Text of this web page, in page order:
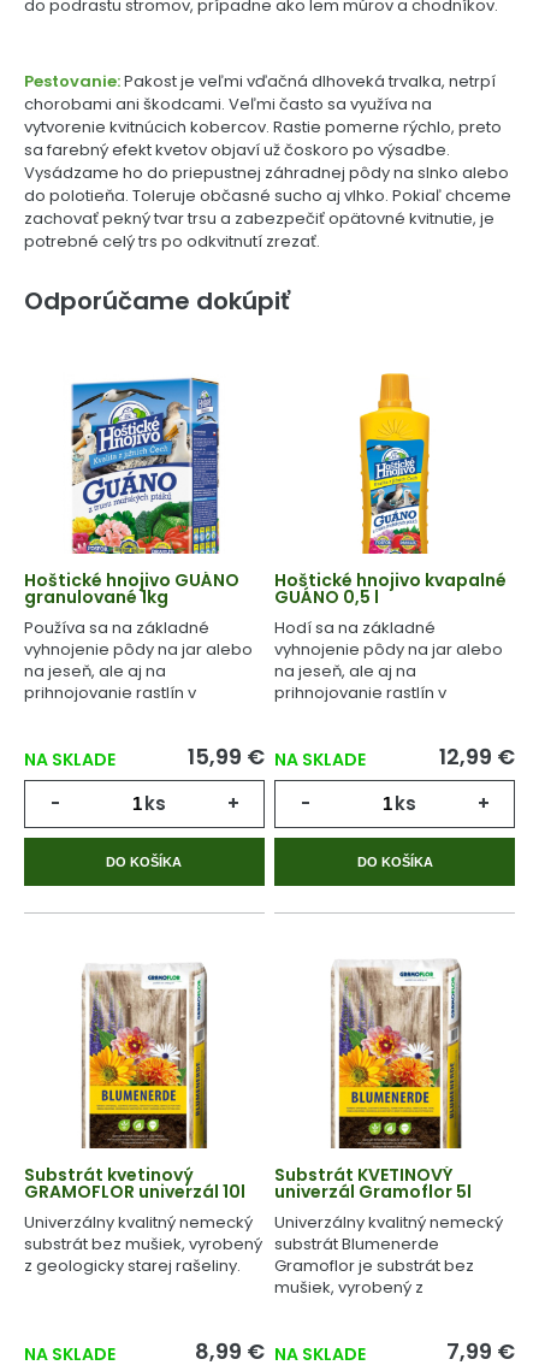
do podrastu stromov, prípadne ako lem múrov a chodníkov.
Pestovanie:Pakost je veľmi vďačná dlhoveká trvalka, netrpí
chorobami ani škodcami. Veľmi často sa využíva na
vytvorenie kvitnúcich kobercov. Rastie pomerne rýchlo, preto
sa farebný efekt kvetov objaví už čoskoro po výsadbe.
Vysádzame ho do priepustnej záhradnej pôdy na slnko alebo
do polotieňa. Toleruje občasné sucho aj vlhko. Pokiaľ chceme
zachovať pekný tvar trsu a zabezpečiť opätovné kvitnutie, je
potrebné celý trs po odkvitnutí zrezať.
Odporúčame dokúpiť
Hoštické hnojivo GUÁNO
granulované 1kg
Používa sa na základné
vyhnojenie pôdy na jar alebo
na jeseň, ale aj na
prihnojovanie rastlín v
NA SKLADE 15,99 €
- ks +
DO KOŠÍKA
Hoštické hnojivo kvapalné
GUÁNO 0,5 l
Hodí sa na základné
vyhnojenie pôdy na jar alebo
na jeseň, ale aj na
prihnojovanie rastlín v
NA SKLADE 12,99 €
- ks +
DO KOŠÍKA
Substrát kvetinový
GRAMOFLOR univerzál 10l
Univerzálny kvalitný nemecký
substrát bez mušiek, vyrobený
z geologicky starej rašeliny.
NA SKLADE 8,99 €
Substrát KVETINOVÝ
univerzál Gramoflor 5l
Univerzálny kvalitný nemecký
substrát Blumenerde
Gramoflor je substrát bez
mušiek, vyrobený z
NA SKLADE 7,99 €